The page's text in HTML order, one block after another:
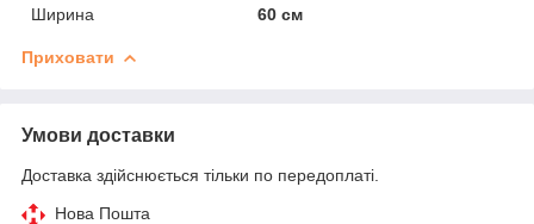
Ширина
60 см
Приховати
Умови доставки
Доставка здійснюється тільки по передоплаті.
Нова Пошта